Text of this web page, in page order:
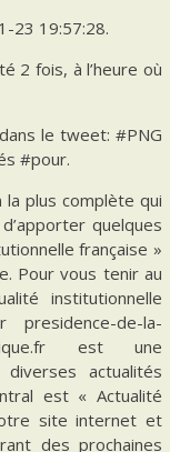
23 19:57:28.
2 fois, à l’heure où
le tweet: #PNG
#pour.
plus complète qui
quelques
française »
Pour vous tenir au
institutionnelle
de-la-
est une
actualités
est « Actualité
site internet et
des prochaines